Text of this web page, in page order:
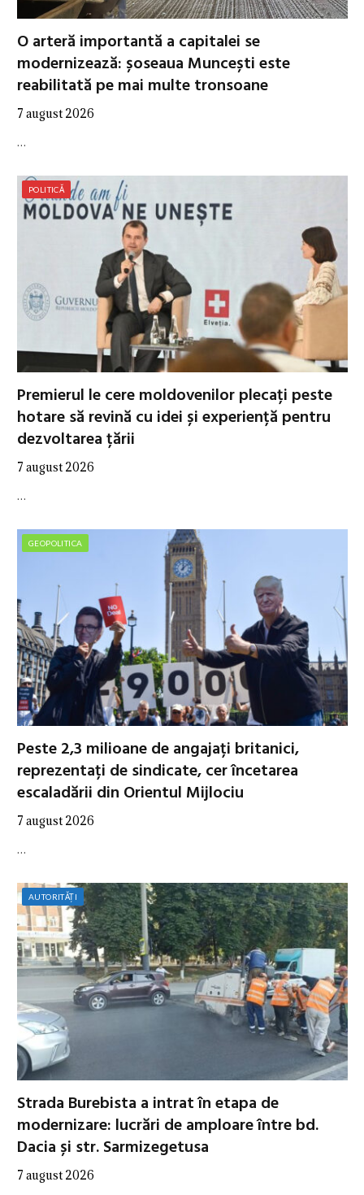
O arteră importantă a capitalei se
modernizează: șoseaua Muncești este
reabilitată pe mai multe tronsoane
7 august 2026
…
POLITICĂ
Premierul le cere moldovenilor plecați peste
hotare să revină cu idei și experiență pentru
dezvoltarea țării
7 august 2026
…
GEOPOLITICA
Peste 2,3 milioane de angajați britanici,
reprezentați de sindicate, cer încetarea
escaladării din Orientul Mijlociu
7 august 2026
…
AUTORITĂȚI
Strada Burebista a intrat în etapa de
modernizare: lucrări de amploare între bd.
Dacia și str. Sarmizegetusa
7 august 2026